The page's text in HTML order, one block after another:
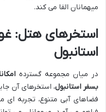
میهمانان القا می کند.
استخرهای هتل:
استانبول
در میان مجموعه گسترده
بسفر استانبول، استخرهای آن
فضاهای آبی متنوع، تجربه ای